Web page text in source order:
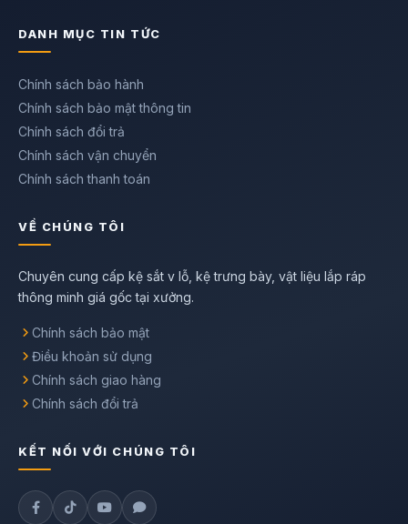
DANH MỤC TIN TỨC
Chính sách bảo hành
Chính sách bảo mật thông tin
Chính sách đổi trả
Chính sách vận chuyển
Chính sách thanh toán
VỀ CHÚNG TÔI
Chuyên cung cấp kệ sắt v lỗ, kệ trưng bày, vật liệu lắp ráp
thông minh giá gốc tại xưởng.
Chính sách bảo mật
Điều khoản sử dụng
Chính sách giao hàng
Chính sách đổi trả
KẾT NỐI VỚI CHÚNG TÔI